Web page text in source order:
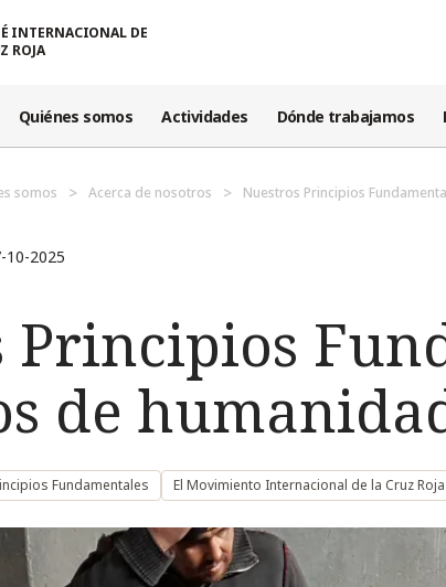
INTERNACIONAL DE
ROJA
Quiénes somos Actividades Dónde trabajamos
somos Acerca de nosotros Nuestros Principios
10-2025
Principios
de
Fundamentales El Movimiento Internacional de la Cruz